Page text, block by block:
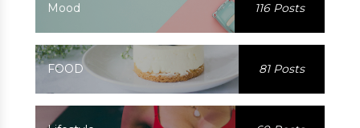
Mood 116 Posts
FOOD 81 Posts